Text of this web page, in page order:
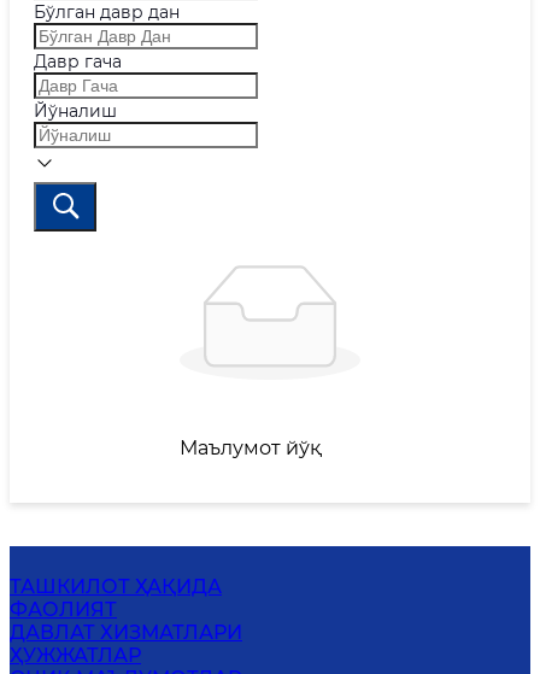
Бўлган давр дан
Давр гача
Йўналиш
Маълумот йўқ
ТАШКИЛОТ ҲАҚИДА
ФАОЛИЯТ
ДАВЛАТ ХИЗМАТЛАРИ
ҲУЖЖАТЛАР